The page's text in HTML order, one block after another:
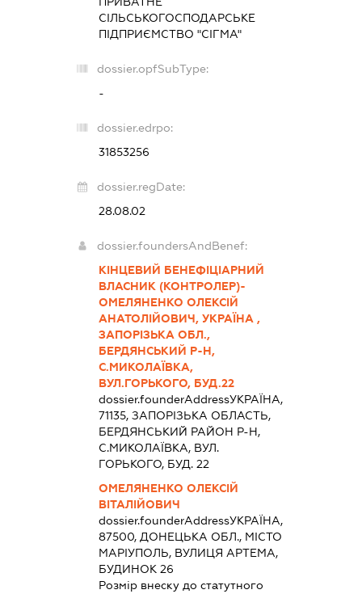
СІЛЬСЬКОГОСПОДАРСЬКЕ
ПІДПРИЄМСТВО "СІГМА"
dossier.opfSubType:
-
dossier.edrpo:
31853256
dossier.regDate:
28.08.02
dossier.foundersAndBenef:
КІНЦЕВИЙ БЕНЕФІЦІАРНИЙ
ВЛАСНИК (КОНТРОЛЕР)-
ОМЕЛЯНЕНКО ОЛЕКСІЙ
АНАТОЛІЙОВИЧ, УКРАЇНА ,
ЗАПОРІЗЬКА ОБЛ.,
БЕРДЯНСЬКИЙ Р-Н,
С.МИКОЛАЇВКА,
ВУЛ.ГОРЬКОГО, БУД.22
dossier.founderAddressУКРАЇНА,
71135, ЗАПОРIЗЬКА ОБЛАСТЬ,
БЕРДЯНСЬКИЙ РАЙОН Р-Н,
С.МИКОЛАЇВКА, ВУЛ.
ГОРЬКОГО, БУД. 22
ОМЕЛЯНЕНКО ОЛЕКСІЙ
ВІТАЛІЙОВИЧ
dossier.founderAddressУКРАЇНА,
87500, ДОНЕЦЬКА ОБЛ., МІСТО
МАРІУПОЛЬ, ВУЛИЦЯ АРТЕМА,
БУДИНОК 26
Розмір внеску до статутного